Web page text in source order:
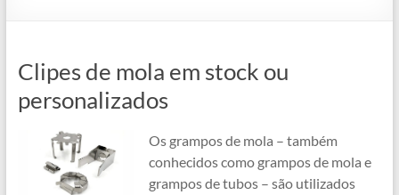
Clipes de mola em stock ou
personalizados
Os grampos de mola – também
conhecidos como grampos de mola e
grampos de tubos – são utilizados